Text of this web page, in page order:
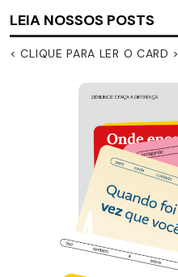
LEIA NOSSOS POSTS
< CLIQUE PARA LER O CARD >